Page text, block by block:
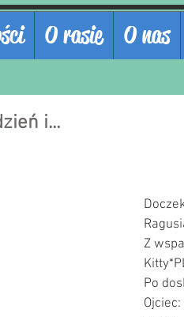
O rasie O nas
i...
Z
Po